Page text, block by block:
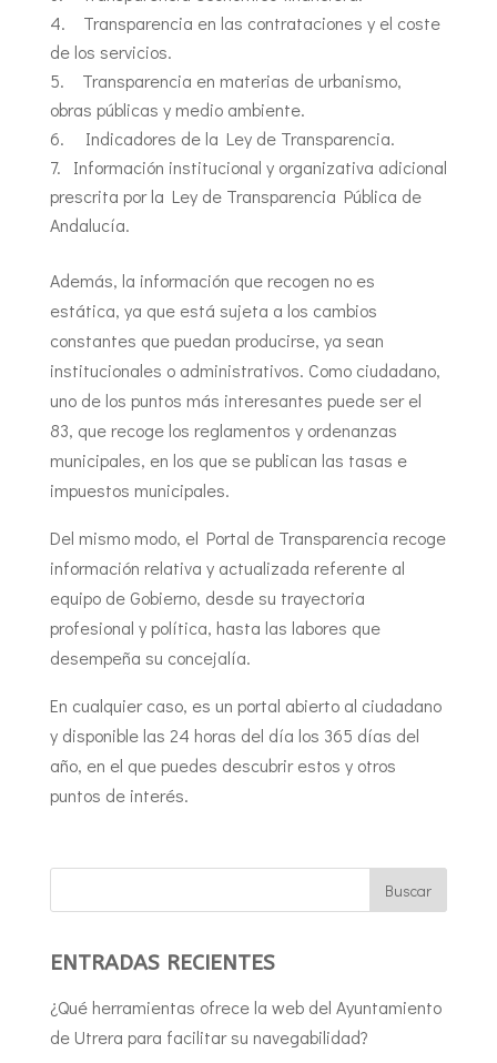
Transparencia en las contrataciones y el coste
de los servicios.
Transparencia en materias de urbanismo,
obras públicas y medio ambiente.
Indicadores de la Ley de Transparencia.
Información institucional y organizativa adicional
prescrita por la Ley de Transparencia Pública de
Andalucía.
Además, la información que recogen no es
estática, ya que está sujeta a los cambios
constantes que puedan producirse, ya sean
institucionales o administrativos. Como ciudadano,
uno de los puntos más interesantes puede ser el
83, que recoge los reglamentos y ordenanzas
municipales, en los que se publican las tasas e
impuestos municipales.
Del mismo modo, el Portal de Transparencia recoge
información relativa y actualizada referente al
equipo de Gobierno, desde su trayectoria
profesional y política, hasta las labores que
desempeña su concejalía.
En cualquier caso, es un portal abierto al ciudadano
y disponible las 24 horas del día los 365 días del
año, en el que puedes descubrir estos y otros
puntos de interés.
ENTRADAS RECIENTES
¿Qué herramientas ofrece la web del Ayuntamiento
de Utrera para facilitar su navegabilidad?